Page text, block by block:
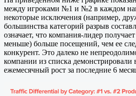
между игроками №1 и №2 в каждом
некоторые исключения (например,
большинства категорий разрыв
означает, что компания-лидер
меньше) больше посещений, чем ее
конкурент. Это далеко не
компании из списка демонстрировали
ежемесячный рост за последние 6